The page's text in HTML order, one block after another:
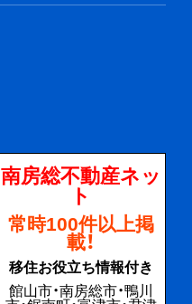
南房総不動産ネッ
ト
常時100件以上掲
載！
移住お役立ち情報付き
館山市・南房総市・鴨川